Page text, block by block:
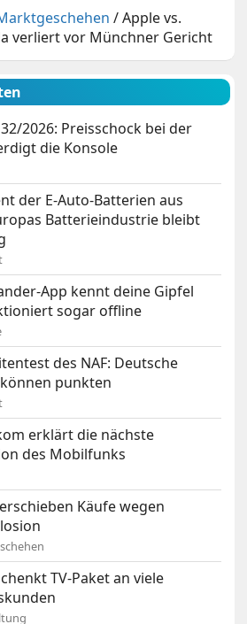
/Apple vs.
verliert vor Münchner Gericht
2026: Preisschock bei der
die Konsole
der E-Auto-Batterien aus
Batterieindustrie bleibt
App kennt deine Gipfel
sogar offline
des NAF: Deutsche
punkten
erklärt die nächste
des Mobilfunks
Käufe wegen
TV-Paket an viele